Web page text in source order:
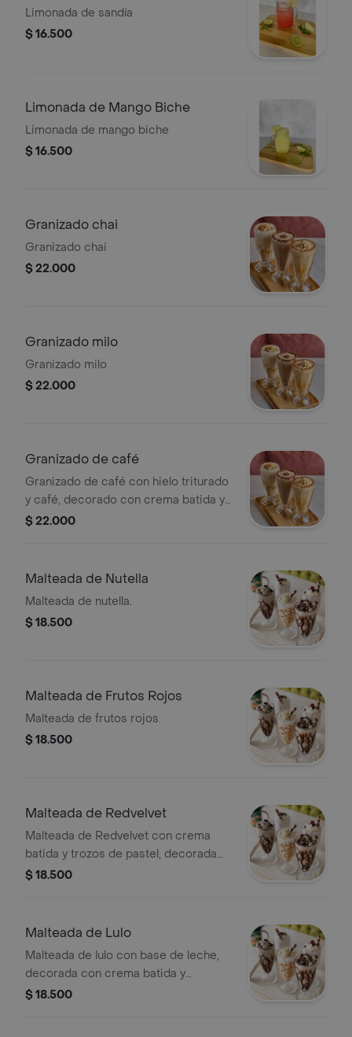
Limonada de sandía
$ 16.500
Limonada de Mango Biche
Limonada de mango biche
$ 16.500
Granizado chai
Granizado chai
$ 22.000
Granizado milo
Granizado milo
$ 22.000
Granizado de café
Granizado de café con hielo triturado
y café, decorado con crema batida y
caramelo.
$ 22.000
Malteada de Nutella
Malteada de nutella.
$ 18.500
Malteada de Frutos Rojos
Malteada de frutos rojos.
$ 18.500
Malteada de Redvelvet
Malteada de Redvelvet con crema
batida y trozos de pastel, decorada
con sirope de chocolate y barquillo.
$ 18.500
Malteada de Lulo
Malteada de lulo con base de leche,
decorada con crema batida y
barquillo.
$ 18.500